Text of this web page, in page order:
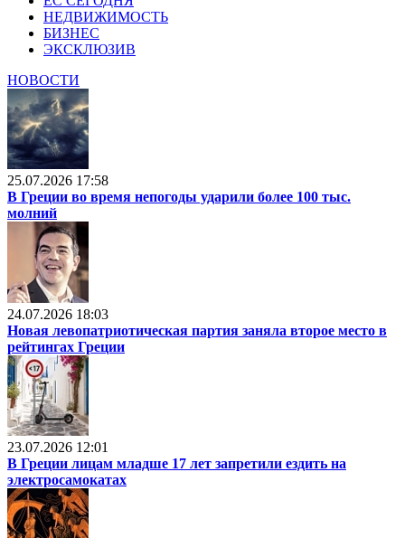
НЕДВИЖИМОСТЬ
БИЗНЕС
ЭКСКЛЮЗИВ
НОВОСТИ
25.07.2026 17:58
В Греции во время непогоды ударили более 100 тыс.
молний
24.07.2026 18:03
Новая левопатриотическая партия заняла второе место в
рейтингах Греции
23.07.2026 12:01
В Греции лицам младше 17 лет запретили ездить на
электросамокатах